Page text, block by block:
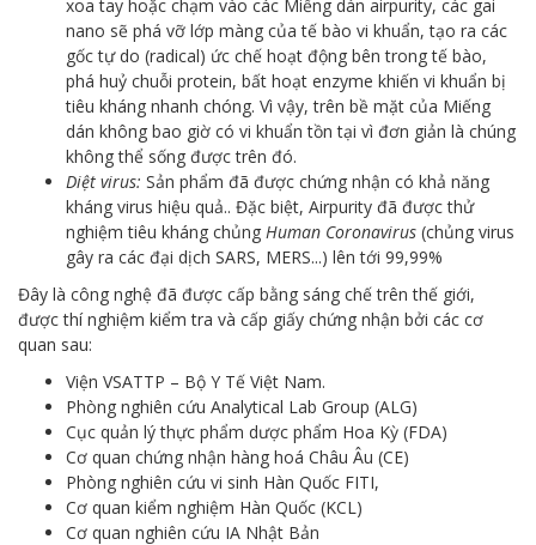
xoa tay hoặc chạm vào các Miếng dán airpurity, các gai
nano sẽ phá vỡ lớp màng của tế bào vi khuẩn, tạo ra các
gốc tự do (radical) ức chế hoạt động bên trong tế bào,
phá huỷ chuỗi protein, bất hoạt enzyme khiến vi khuẩn bị
tiêu kháng nhanh chóng. Vì vậy, trên bề mặt của Miếng
dán không bao giờ có vi khuẩn tồn tại vì đơn giản là chúng
không thể sống được trên đó.
Diệt virus: Sản phẩm đã được chứng nhận có khả năng
kháng virus hiệu quả.. Đặc biệt, Airpurity đã được thử
nghiệm tiêu kháng chủng Human Coronavirus (chủng virus
gây ra các đại dịch SARS, MERS...) lên tới 99,99%
Đây là công nghệ đã được cấp bằng sáng chế trên thế giới,
được thí nghiệm kiểm tra và cấp giấy chứng nhận bởi các cơ
quan sau:
Viện VSATTP – Bộ Y Tế Việt Nam.
Phòng nghiên cứu Analytical Lab Group (ALG)
Cục quản lý thực phẩm dược phẩm Hoa Kỳ (FDA)
Cơ quan chứng nhận hàng hoá Châu Âu (CE)
Phòng nghiên cứu vi sinh Hàn Quốc FITI,
Cơ quan kiểm nghiệm Hàn Quốc (KCL)
Cơ quan nghiên cứu IA Nhật Bản